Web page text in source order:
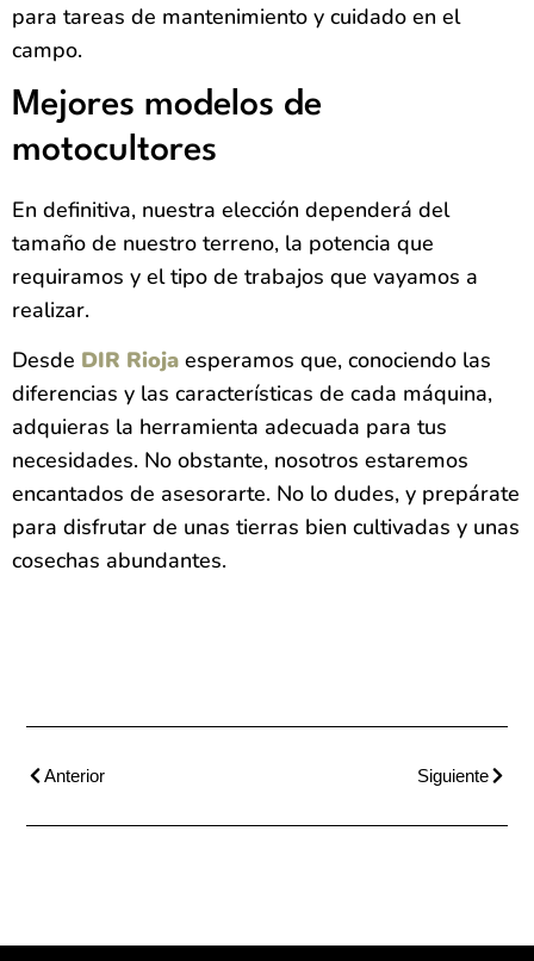
para tareas de mantenimiento y cuidado en el
campo.
Mejores modelos de
motocultores
En definitiva, nuestra elección dependerá del
tamaño de nuestro terreno, la potencia que
requiramos y el tipo de trabajos que vayamos a
realizar.
Desde DIR Rioja esperamos que, conociendo las
diferencias y las características de cada máquina,
adquieras la herramienta adecuada para tus
necesidades. No obstante, nosotros estaremos
encantados de asesorarte. No lo dudes, y prepárate
para disfrutar de unas tierras bien cultivadas y unas
cosechas abundantes.
Anterior Siguiente